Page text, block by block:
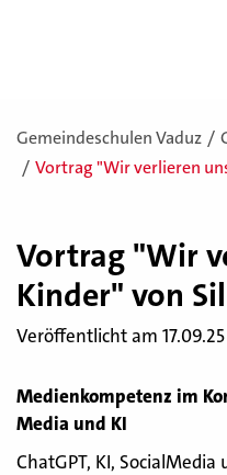
Gemeindeschulen Vaduz
Vortrag "Wir verlieren
Vor­trag "Wir
Kin­der" von
Veröffentlicht am 17.09.25
Medienkompetenz im
Media und KI
ChatGPT, KI,